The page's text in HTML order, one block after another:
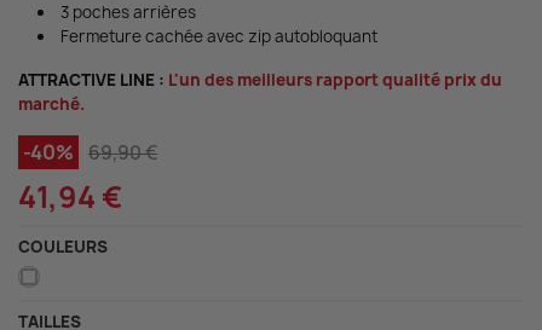
3 poches arrières
Fermeture cachée avec zip autobloquant
ATTRACTIVE LINE : L'un des meilleurs rapport qualité prix du
marché.
-40% 69,90 €
41,94 €
COULEURS
Blanc
TAILLES